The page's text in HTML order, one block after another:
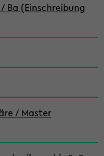
Ba (Einschreibung
/ Master